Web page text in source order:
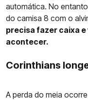
automática. No
do camisa 8 com o
precisa fazer caixa
acontecer.
Corinthians
A perda do meia